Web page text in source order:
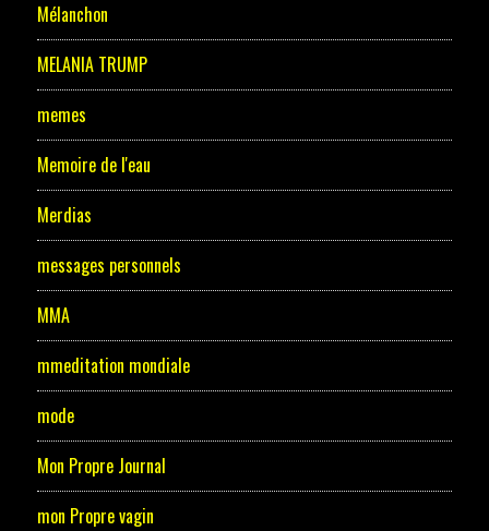
Mélanchon
MELANIA TRUMP
memes
Memoire de l'eau
Merdias
messages personnels
MMA
mmeditation mondiale
mode
Mon Propre Journal
mon Propre vagin